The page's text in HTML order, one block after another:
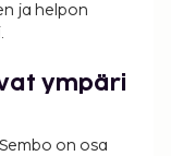
ja helpon
ympäri
on osa